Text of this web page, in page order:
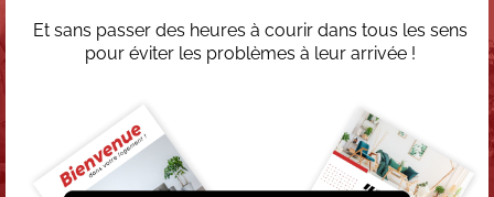
Et sans passer des heures à courir dans tous les sens
pour éviter les problèmes à leur arrivée !